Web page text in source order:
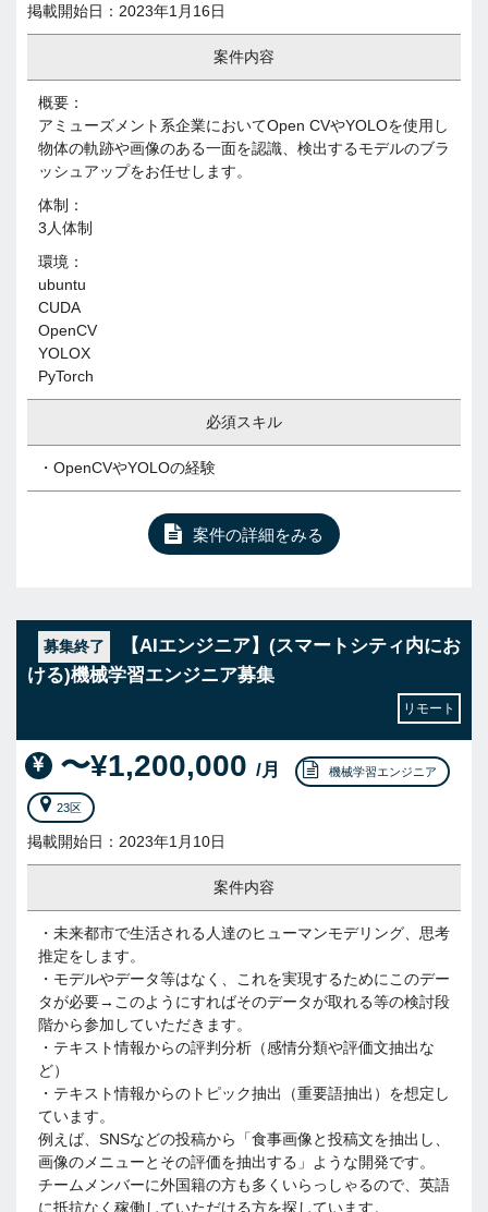
掲載開始日：2023年1月16日
案件内容
概要：
アミューズメント系企業においてOpen CVやYOLOを使用し
物体の軌跡や画像のある一面を認識、検出するモデルのブラ
ッシュアップをお任せします。
体制：
3人体制
環境：
ubuntu
CUDA
OpenCV
YOLOX
PyTorch
必須スキル
・OpenCVやYOLOの経験
案件の詳細をみる
募集終了
【AIエンジニア】(スマートシティ内にお
ける)機械学習エンジニア募集
リモート
〜¥1,200,000 /月 機械学習エンジニア
23区
掲載開始日：2023年1月10日
案件内容
・未来都市で生活される人達のヒューマンモデリング、思考
推定をします。
・モデルやデータ等はなく、これを実現するためにこのデー
タが必要→このようにすればそのデータが取れる等の検討段
階から参加していただきます。
・テキスト情報からの評判分析（感情分類や評価文抽出な
ど）
・テキスト情報からのトピック抽出（重要語抽出）を想定し
ています。
例えば、SNSなどの投稿から「食事画像と投稿文を抽出し、
画像のメニューとその評価を抽出する」ような開発です。
チームメンバーに外国籍の方も多くいらっしゃるので、英語
に抵抗なく稼働していただける方を探しています。